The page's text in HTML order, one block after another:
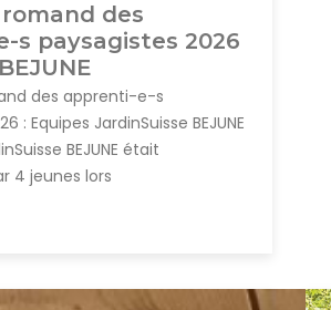
des
s paysagistes 2026
des apprenti-e-s
: Equipes JardinSuisse BEJUNE
BEJUNE était
4 jeunes lors